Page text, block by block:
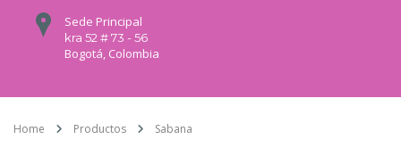
Sede Principal
kra 52 # 73 - 56
Bogotá, Colombia
Home Productos Sabana